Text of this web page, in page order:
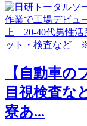
【自動車の
目視検査な
寮あ...